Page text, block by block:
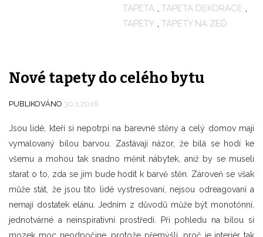
TAPETA , TAPETA DEKORACE ,
TAPETY , TAPETY NA ZEĎ
Nové tapety do celého bytu
PUBLIKOVÁNO 30.1.2016
Jsou lidé, kteří si nepotrpí na barevné stěny a celý domov mají
vymalovaný bílou barvou. Zastávají názor, že bílá se hodí ke
všemu a mohou tak snadno měnit nábytek, aniž by se museli
starat o to, zda se jim bude hodit k barvě stěn. Zároveň se však
může stát, že jsou tito lidé vystresovaní, nejsou odreagovaní a
nemají dostatek elánu. Jedním z důvodů může být monotónní,
jednotvárné a neinspirativní prostředí. Při pohledu na bílou si